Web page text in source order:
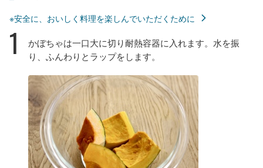
※安全に、おいしく料理を楽しんでいただくために
1
かぼちゃは一口大に切り耐熱容器に入れます。水を振
り、ふんわりとラップをします。